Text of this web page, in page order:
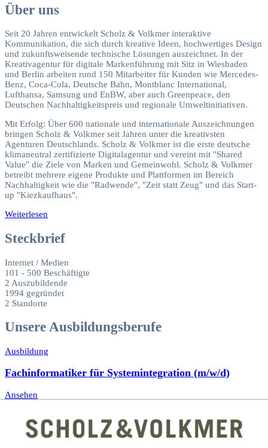
Über uns
Seit 20 Jahren entwickelt Scholz & Volkmer interaktive
Kommunikation, die sich durch kreative Ideen, hochwertiges Design
und zukunftsweisende technische Lösungen auszeichnet. In der
Kreativagentur für digitale Markenführung mit Sitz in Wiesbaden
und Berlin arbeiten rund 150 Mitarbeiter für Kunden wie Mercedes-
Benz, Coca-Cola, Deutsche Bahn, Montblanc International,
Lufthansa, Samsung und EnBW, aber auch Greenpeace, den
Deutschen Nachhaltigkeitspreis und regionale Umweltinitiativen.
Mit Erfolg: Über 600 nationale und internationale Auszeichnungen
bringen Scholz & Volkmer seit Jahren unter die kreativsten
Agenturen Deutschlands. Scholz & Volkmer ist die erste deutsche
klimaneutral zertifizierte Digitalagentur und vereint mit "Shared
Value" die Ziele von Marken und Gemeinwohl. Scholz & Volkmer
betreibt mehrere eigene Produkte und Plattformen im Bereich
Nachhaltigkeit wie die "Radwende", "Zeit statt Zeug" und das Start-
up "Kiezkaufhaus".
Weiterlesen
Steckbrief
Internet / Medien
101 - 500 Beschäftigte
2 Auszubildende
1994 gegründet
2 Standorte
Unsere Ausbildungsberufe
Ausbildung
Fachinformatiker für Systemintegration (m/w/d)
Ansehen
Kontakt